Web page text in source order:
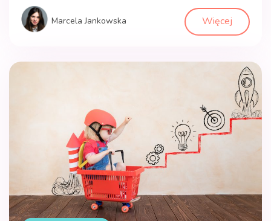
przestrzennej u najmłodszych dzieci odgrywa kluczową rolę
w ich rozwoju. Rozwój orientacji przestrzennej u dzieci w
wieku przedszkolnym […]
Marcela Jankowska Więcej